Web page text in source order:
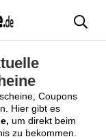
Coupons
Hier gibt es
um direkt beim
zu bekommen.